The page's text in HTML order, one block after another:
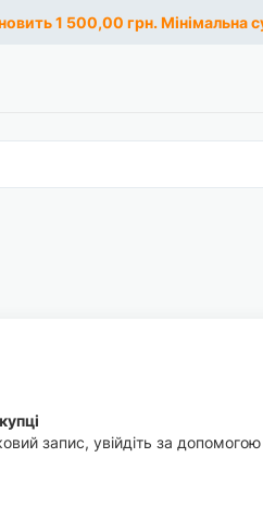
1 500,00 грн. Мінімальна
запис, увійдіть за